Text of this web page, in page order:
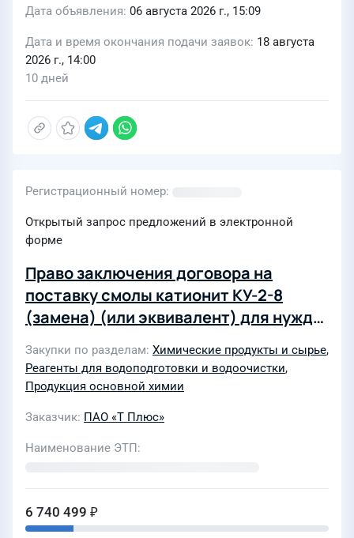
Дата объявления 06 августа 2026 г., 15:09
Дата и время окончания подачи заявок 18 августа
2026 г., 14:00
10 дней
Регистрационный номер
Открытый запрос предложений в электронной
форме
Право заключения договора на
поставку смолы катионит КУ-2-8
(замена) (или эквивалент) для нужд
«Т Плюс» (4553404)
Закупки по разделам Химические продукты и сырье,
Реагенты для водоподготовки и водоочистки,
Продукция основной химии
Заказчик ПАО «Т Плюс»
Наименование ЭТП
6 740 499 ₽